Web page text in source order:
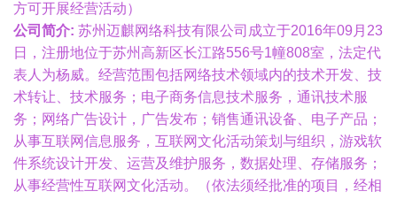
方可开展经营活动）
公司简介: 苏州迈麒网络科技有限公司成立于2016年09月23
日，注册地位于苏州高新区长江路556号1幢808室，法定代
表人为杨威。经营范围包括网络技术领域内的技术开发、技
术转让、技术服务；电子商务信息技术服务，通讯技术服
务；网络广告设计，广告发布；销售通讯设备、电子产品；
从事互联网信息服务，互联网文化活动策划与组织，游戏软
件系统设计开发、运营及维护服务，数据处理、存储服务；
从事经营性互联网文化活动。（依法须经批准的项目，经相